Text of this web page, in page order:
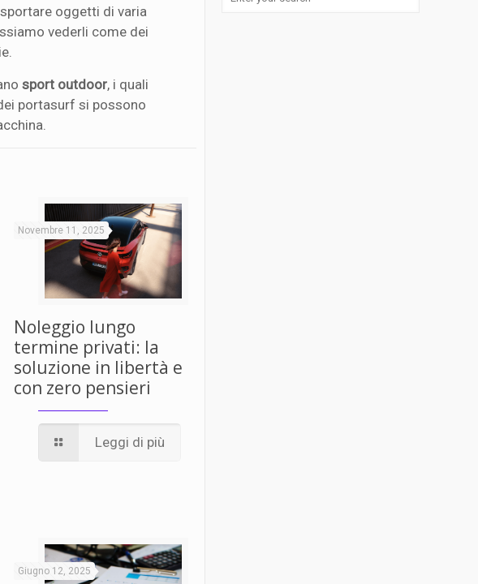
oggetti di varia
vederli come dei
sport outdoor, i quali
portasurf si possono
Novembre 11, 2025
Noleggio lungo
termine privati: la
soluzione in libertà e
con zero pensieri
Leggi di più
Giugno 12, 2025